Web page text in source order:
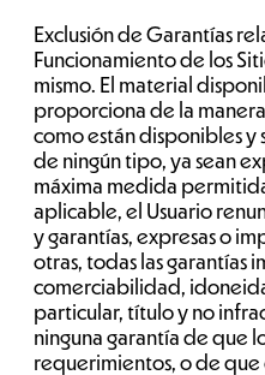
Exclusión de Garantías
Funcionamiento de los
mismo. El material
proporciona de la
como están disponibles y
de ningún tipo, ya sean
máxima medida
aplicable, el Usuario
y garantías, expresas o
otras, todas las garantías
comerciabilidad,
particular, título y no
ninguna garantía de que
requerimientos, o de que